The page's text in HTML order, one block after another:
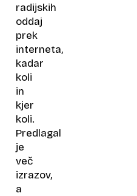
radijskih
oddaj
prek
interneta,
kadar
koli
in
kjer
koli.
Predlagal
je
več
izrazov,
a